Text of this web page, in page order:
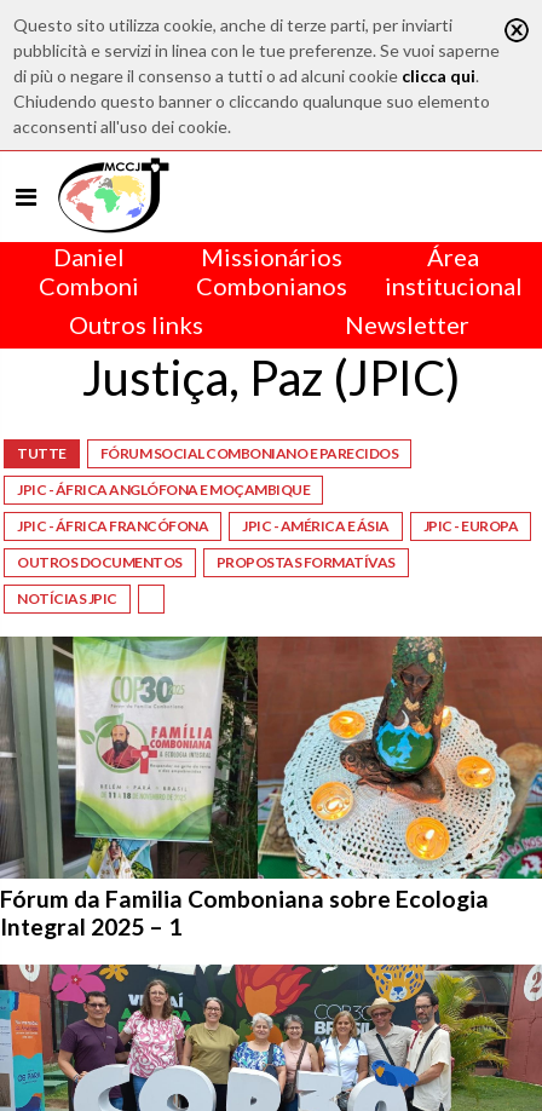
Questo sito utilizza cookie, anche di terze parti, per inviarti
pubblicità e servizi in linea con le tue preferenze. Se vuoi saperne
di più o negare il consenso a tutti o ad alcuni cookie clicca qui.
Chiudendo questo banner o cliccando qualunque suo elemento
acconsenti all'uso dei cookie.
Daniel
Comboni
Missionários
Combonianos
Área
institucional
Outros links
Newsletter
Justiça, Paz (JPIC)
TUTTE
FÓRUM SOCIAL COMBONIANO E PARECIDOS
JPIC - ÁFRICA ANGLÓFONA E MOÇAMBIQUE
JPIC - ÁFRICA FRANCÓFONA
JPIC - AMÉRICA E ÁSIA
JPIC - EUROPA
OUTROS DOCUMENTOS
PROPOSTAS FORMATÍVAS
NOTÍCIAS JPIC
Fórum da Familia Comboniana sobre Ecologia
Integral 2025 – 1